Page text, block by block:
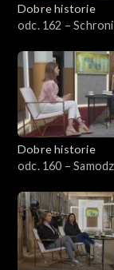
Dobre historie
odc. 162 –
opiekuńczymi
Dobre historie
odc. 160 –